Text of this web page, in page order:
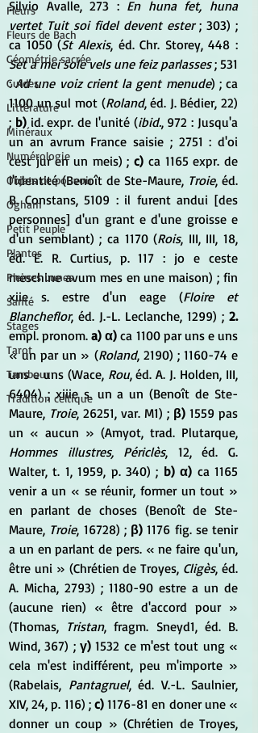
Fleurs
Fleurs de Bach
Géométrie sacrée
Guides
Littérature
Minéraux
Numérologie
Objets de pouvoir
Ogham
Petit Peuple
Plantes
Pleines Lunes
Santé
Stages
Tarot
Tambour
Tradition celtique
Silvio Avalle, 273 : En huna fet, huna
vertet Tuit soi fidel devent ester ; 303) ;
ca 1050 (St Alexis
Set a mei sole vels une feiz parlasses ; 531
: Ad une voiz crient la gent menude) ; ca
1100 un sul mot (Roland, éd. J. Bédier, 22)
; b) id. expr. de l'unité (ibid., 972 : Jusqu'a
un an avrum France saisie ; 2751 : d'oi
cest jur en un meis) ; c) ca 1165 expr. de
l'identité (Benoît de Ste-Maure, Troie, éd.
B. Constans, 5109 : il furent andui [des
personnes] d'un grant e d'une groisse e
d'un semblant) ; ca 1170 (Rois, III, III, 18,
éd. E. R. Curtius, p. 117 : jo e ceste
meschine avum mes en une maison) ; fin
xiie s. estre d'un eage (Floire et
Blancheflor, éd. J.-L. Leclanche, 1299) ; 2.
empl. pronom. a) α) ca 1100 par uns e uns
« un par un » (Roland, 2190) ; 1160-74 e
uns e uns (Wace, Rou, éd. A. J. Holden, III,
6404) ; xiiie s. un a un (Benoît de Ste-
Maure, Troie, 26251, var. M1) ; β) 1559 pas
Hommes illustres, Périclès, 12, éd. G.
Walter, t. 1, 1959, p. 340) ; b) α) ca 1165
venir a un « se réunir, former un tout »
en parlant de choses (Benoît de Ste-
Maure, Troie, 16728) ; β) 1176 fig. se tenir
a un en parlant de pers. « ne faire qu'un,
être uni » (Chrétien de Troyes, Cligès, éd.
A. Micha, 2793) ; 1180-90 estre a un de
(aucune rien) « être d'accord pour »
(Thomas, Tristan, fragm. Sneyd1, éd. B.
Wind, 367) ; γ) 1532 ce m'est tout ung «
cela m'est indifférent, peu m'importe »
(Rabelais, Pantagruel, éd. V.-L. Saulnier,
XIV, 24, p. 116) ; c) 1176-81 en doner une «
donner un coup » (Chrétien de Troyes,